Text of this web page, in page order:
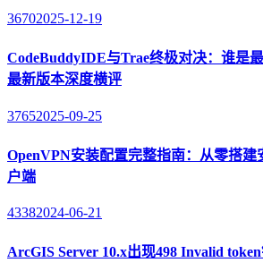
36702025-12-19
CodeBuddyIDE与Trae终极对决：谁是
最新版本深度横评
37652025-09-25
OpenVPN安装配置完整指南：从零搭
户端
43382024-06-21
ArcGIS Server 10.x出现498 Invalid